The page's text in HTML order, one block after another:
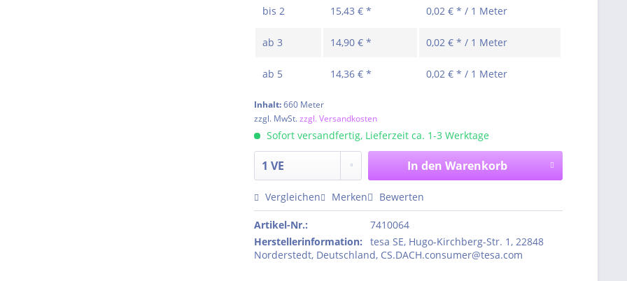
bis2 15,43 € * 0,02 € * / 1 Meter
ab3 14,90 € * 0,02 € * / 1 Meter
ab 5 14,36 € * 0,02 € * / 1 Meter
Inhalt:660 Meter
zzgl. MwSt.zzgl. Versandkosten
Sofort versandfertig, Lieferzeit ca. 1-3 Werktage
In den Warenkorb
Vergleichen Merken Bewerten
Artikel-Nr.:
7410064
Herstellerinformation:
tesa SE, Hugo-Kirchberg-Str. 1, 22848
Norderstedt, Deutschland, CS.DACH.consumer@tesa.com